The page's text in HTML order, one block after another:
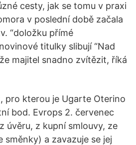
cesty, jak se tomu v praxi
v poslední době začala
“doložku přímé
titulky slibují “Nad
majitel snadno zvítězit, říká
pro kterou je Ugarte Oterino
bod. Evrops 2. červenec
úvěru, z kupní smlouvy, ze
směnky) a zavazuje se jej